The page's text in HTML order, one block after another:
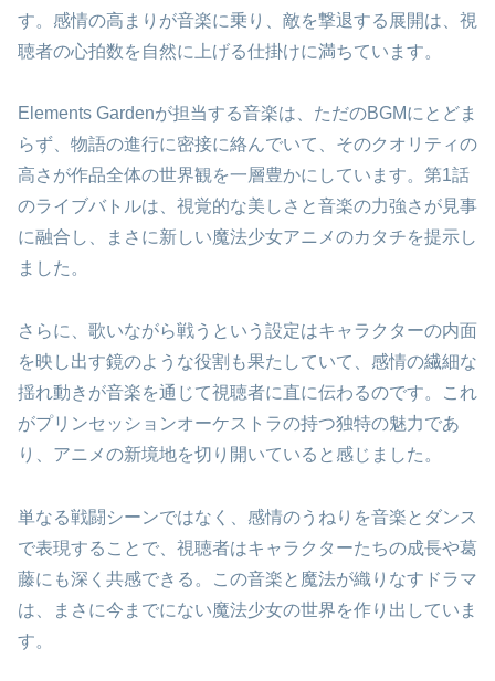
す。感情の高まりが音楽に乗り、敵を撃退する展開は、視
聴者の心拍数を自然に上げる仕掛けに満ちています。
Elements Gardenが担当する音楽は、ただのBGMにとどま
らず、物語の進行に密接に絡んでいて、そのクオリティの
高さが作品全体の世界観を一層豊かにしています。第1話
のライブバトルは、視覚的な美しさと音楽の力強さが見事
に融合し、まさに新しい魔法少女アニメのカタチを提示し
ました。
さらに、歌いながら戦うという設定はキャラクターの内面
を映し出す鏡のような役割も果たしていて、感情の繊細な
揺れ動きが音楽を通じて視聴者に直に伝わるのです。これ
がプリンセッションオーケストラの持つ独特の魅力であ
り、アニメの新境地を切り開いていると感じました。
単なる戦闘シーンではなく、感情のうねりを音楽とダンス
で表現することで、視聴者はキャラクターたちの成長や葛
藤にも深く共感できる。この音楽と魔法が織りなすドラマ
は、まさに今までにない魔法少女の世界を作り出していま
す。